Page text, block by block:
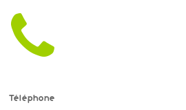
Téléphone